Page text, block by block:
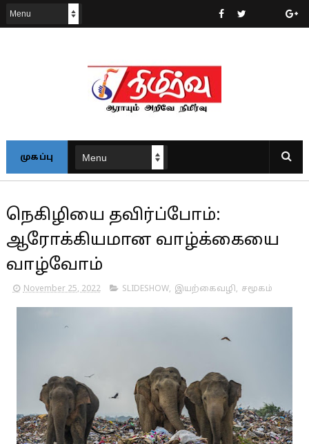
முகப்பு
நெகிழியை தவிர்ப்போம்:
ஆரோக்கியமான வாழ்க்கையை
வாழ்வோம்
November 25, 2022 SLIDESHOW, இயற்கைவழி, சமூகம்